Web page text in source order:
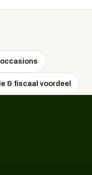
private
de maandlasten en
& fiscaal voordeel